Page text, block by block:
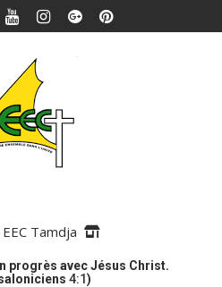
Tamdja
progrès avec Jésus Christ.
4:1)